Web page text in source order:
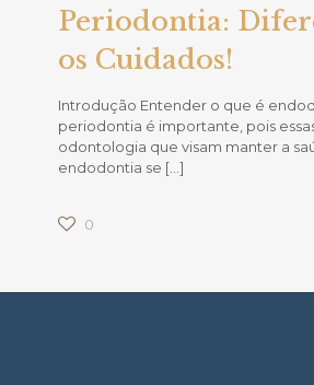
Periodontia:
os Cuidados!
Introdução Entender o que é
periodontia é importante, pois
odontologia que visam manter a
endodontia se […]
0